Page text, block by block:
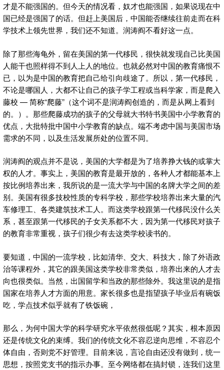
才是不能强国的。但今天的情况看，奴才也能强国，如果说现在中
国已经是强国了的话。但赶上美国后，中国能否继续往前走而在科
学技术上领先世界，我们还不知道。润涛阎不看好这一点。
除了那些海龟外，留在美国的第一代移民，很快就发现自己比美国
人能干也照样得不到人上人的地位。也就必然对中国的教育痛恨不
已，以为是中国的教育把自己给引向歧途了。所以，第一代移民，
不论是哪国人，大都不让自己的孩子学工程或当科学家，而是爬入
藤校 — 简称“爬藤”（这个词不是润涛阎创造的，而是从网上看到
的。）。那些爬藤成功的孩子的父母就大书特书美国中小学教育的
优点，大批特批中国中小学教育的缺点。端不考虑中国与美国市场
需求的不同，以及生活发展所处的位置不同。
润涛阎的观点并不是说，美国的大学都是为了培养挣大钱的或掌大
权的人才。事实上，美国的教育是最开放的，各种人才都能基本上
按比例培养出来，我所说的是一流大学与中国的名牌大学之间的差
别。美国有很多技校性质的专科学校，那些学校培养出来大量的汽
车修理工、各类建筑技术工人。而这类学校跟第一代移民没什么关
系，甚至跟第一代移民的子女关系都不大，因为第一代移民对孩子
的教育非常重视，孩子们很少有去这类学校读书的。
要知道，中国的一流学校，比如清华、交大、科技大，除了外语政
治等课程外，其它的跟美国这类学校非常类似，培养出来的人才去
向也很类似。当然，出国留学和当政的那些除外。我这里说的是指
国家在培养人才方面的用意。家长很多也是指望孩子毕业后有碗饭
吃，学点技术似乎就有了铁饭碗，
那么，为何中国大学的科学研究水平依然很低呢？其实，根本原因
还是传统文化的束缚。我们的传统文化不容忍逆向思维，不容忍个
体自由，否则党不好管理。目前来说，言论自由还没有做到，统一
思想，按照党支书的指示办事。至今网络都在搞封锁，连我们这里